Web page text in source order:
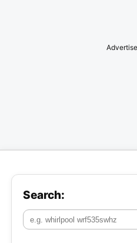
Search: